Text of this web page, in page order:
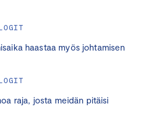
haastaa myös johtamisen
raja, josta meidän pitäisi